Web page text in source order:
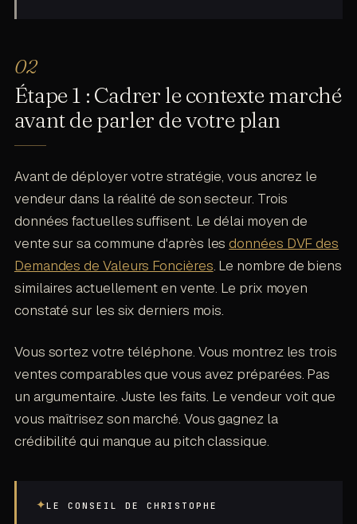
Étape 1 : Cadrer le contexte marché
avant de parler de votre plan
Avant de déployer votre stratégie, vous ancrez le
vendeur dans la réalité de son secteur. Trois
données factuelles suffisent. Le délai moyen de
vente sur sa commune d'après lesdonnées DVF des
Demandes de Valeurs Foncières. Le nombre de biens
similaires actuellement en vente. Le prix moyen
constaté sur les six derniers mois.
Vous sortez votre téléphone. Vous montrez les trois
ventes comparables que vous avez préparées. Pas
un argumentaire. Juste les faits. Le vendeur voit que
vous maîtrisez son marché. Vous gagnez la
crédibilité qui manque au pitch classique.
✦LE CONSEIL DE CHRISTOPHE